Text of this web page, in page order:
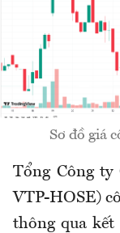
Sơ đồ giá
Tổng Công ty
VTP-HOSE)
thông qua kết